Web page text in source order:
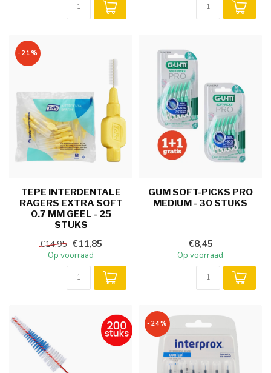
-21%
TEPE INTERDENTALE
RAGERS EXTRA SOFT
0.7 MM GEEL - 25
STUKS
€14,95 €11,85
Op voorraad
GUM SOFT-PICKS PRO
MEDIUM - 30 STUKS
€8,45
Op voorraad
-24%